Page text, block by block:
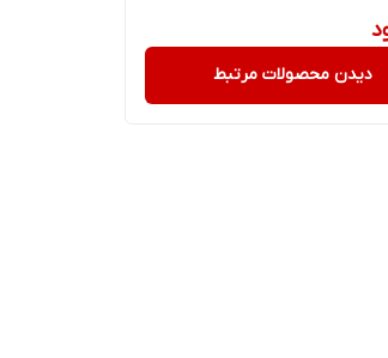
دیدن محصولات مرتبط